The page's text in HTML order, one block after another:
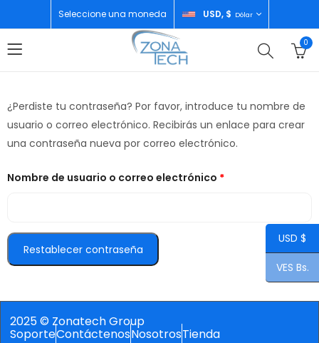
Seleccione una moneda USD, $ Dólar
0
¿Perdiste tu contraseña? Por favor, introduce tu nombre de
usuario o correo electrónico. Recibirás un enlace para crear
una contraseña nueva por correo electrónico.
Nombre de usuario o correo electrónico *
Restablecer contraseña
2025 © Zonatech Group
SoporteContáctenosNosotrosTienda
USD $
VES Bs.